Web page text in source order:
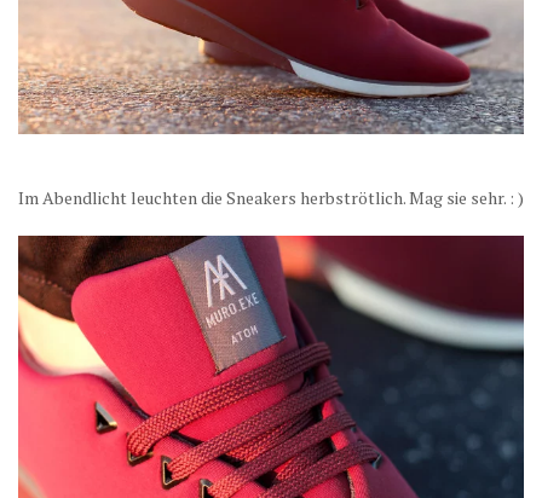
Im Abendlicht leuchten die Sneakers herbströtlich. Mag sie sehr. : )